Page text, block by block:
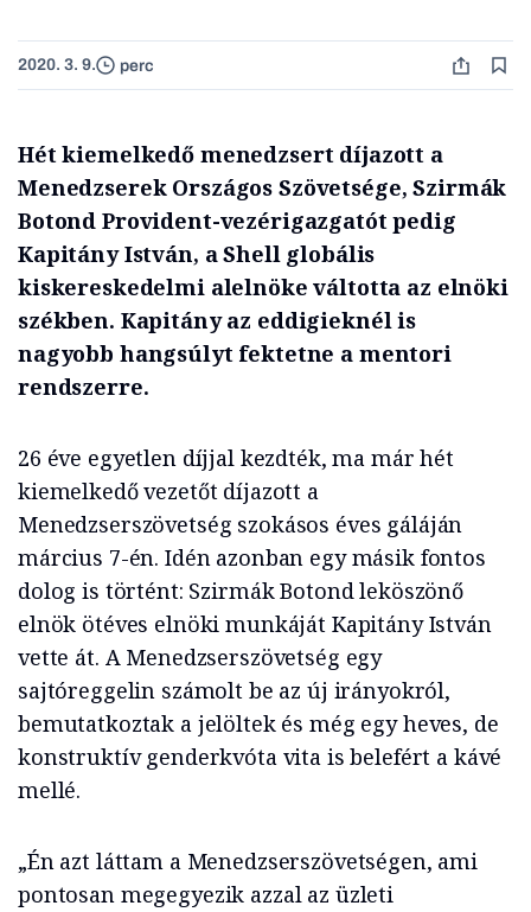
2020. 3. 9. perc
Hét kiemelkedő menedzsert díjazott a
Menedzserek Országos Szövetsége, Szirmák
Botond Provident-vezérigazgatót pedig
Kapitány István, a Shell globális
kiskereskedelmi alelnöke váltotta az elnöki
székben. Kapitány az eddigieknél is
nagyobb hangsúlyt fektetne a mentori
rendszerre.
26 éve egyetlen díjjal kezdték, ma már hét
kiemelkedő vezetőt díjazott a
Menedzserszövetség szokásos éves gáláján
március 7-én. Idén azonban egy másik fontos
dolog is történt: Szirmák Botond leköszönő
elnök ötéves elnöki munkáját Kapitány István
vette át. A Menedzserszövetség egy
sajtóreggelin számolt be az új irányokról,
bemutatkoztak a jelöltek és még egy heves, de
konstruktív genderkvóta vita is belefért a kávé
mellé.
„Én azt láttam a Menedzserszövetségen, ami
pontosan megegyezik azzal az üzleti